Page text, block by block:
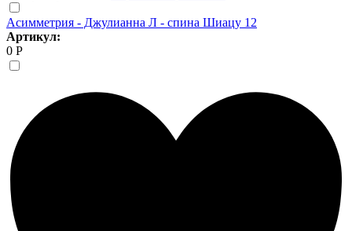
Асимметрия - Джулианна Л - спина Шиацу 12
Артикул:
0 Р